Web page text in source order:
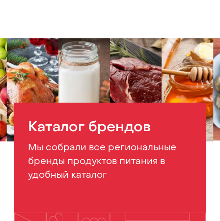
Каталог брендов
Мы собрали все региональные
бренды продуктов питания в
удобный каталог